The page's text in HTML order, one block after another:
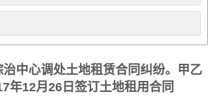
中心调处土地租赁合同纠纷。甲乙
年12月26日签订土地租用合同